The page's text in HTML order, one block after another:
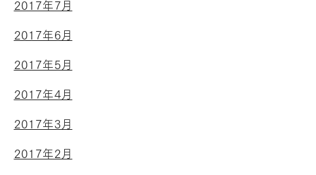
2017年7月
2017年6月
2017年5月
2017年4月
2017年3月
2017年2月